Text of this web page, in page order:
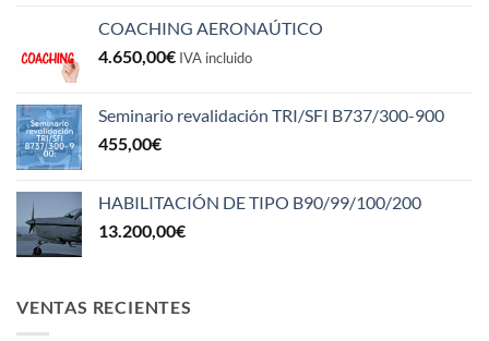
COACHING AERONAÚTICO
4.650,00€ IVA incluido
Seminario revalidación TRI/SFI B737/300-900
455,00€
HABILITACIÓN DE TIPO B90/99/100/200
13.200,00€
VENTAS RECIENTES